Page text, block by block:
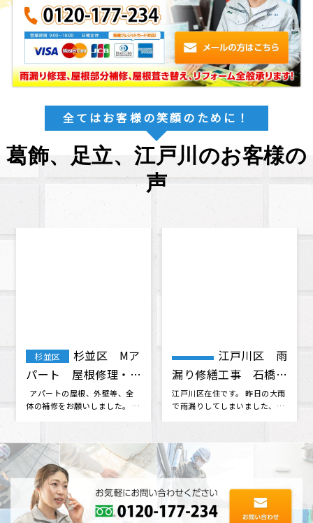
全てはお客様の笑顔のために！
葛飾、足立、江戸川のお客様の
声
パート 屋根修理・外
壁塗装 工事
アパートの屋根、外壁等、全
体の補修をお願いしました。 素
晴らしい人柄の社長さん･･･
漏り修繕工事 石橋
様 （Google口コミ
より）
江戸川区在住です。 昨日の大雨
で雨漏りしてしまいました、私
の事情で本日中に応急処置をし